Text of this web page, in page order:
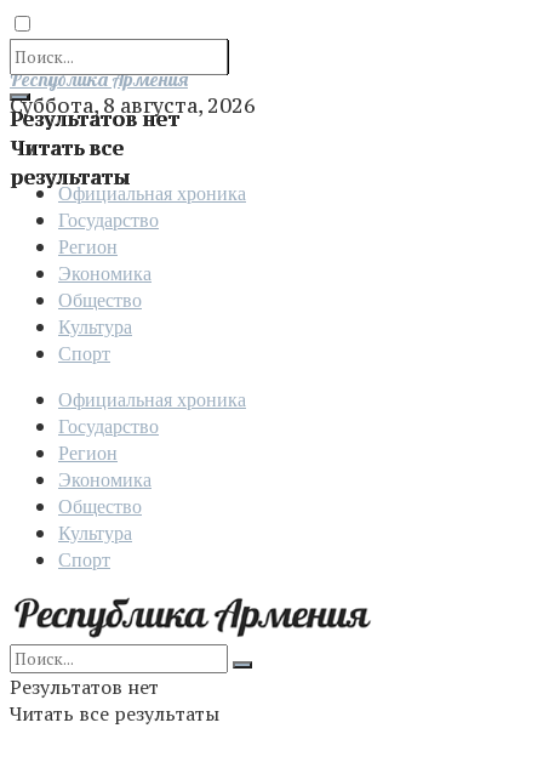
Результатов нет
Читать все
результаты
Отправить
Республика Армения
Суббота, 8 августа, 2026
Официальная хроника
Государство
Регион
Экономика
Общество
Культура
Спорт
Официальная хроника
Государство
Регион
Экономика
Общество
Культура
Спорт
Результатов нет
Читать все результаты